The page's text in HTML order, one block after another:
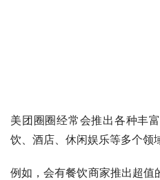
美团圈圈经常会推出各种丰
饮、酒店、休闲娱乐等多个领
例如，会有餐饮商家推出超值